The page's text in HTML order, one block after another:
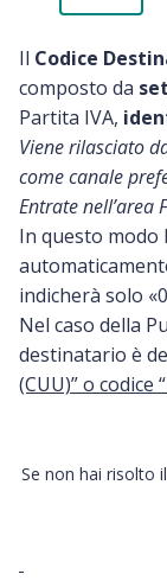
Il Codice
composto da
Partita IVA,
Viene rilasciato
come canale
Entrate nell’area
In questo
indicherà solo
Nel caso della
destinatario è
(CUU)” o codice
Se non hai risolto